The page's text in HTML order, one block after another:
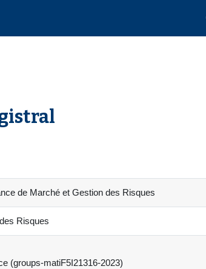
de Marché et Gestion des Risques
Risques
(groups-matiF5I21316-2023)